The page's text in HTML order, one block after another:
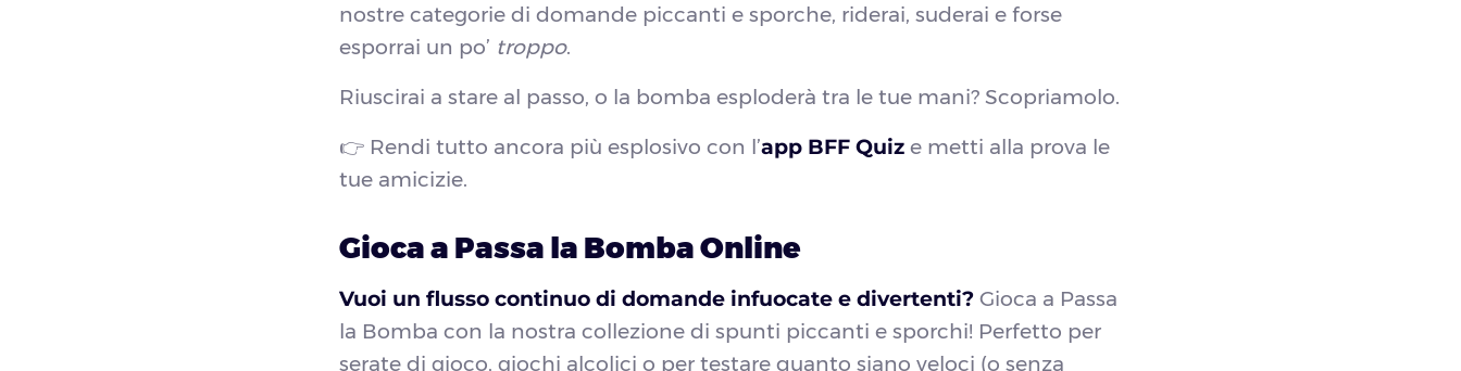
nostre categorie di domande piccanti e sporche, riderai, suderai e forse
esporrai un po’ troppo.
Riuscirai a stare al passo, o la bomba esploderà tra le tue mani? Scopriamolo.
👉 Rendi tutto ancora più esplosivo con l’app BFF Quiz e metti alla prova le
tue amicizie.
Gioca a Passa la Bomba Online
Vuoi un flusso continuo di domande infuocate e divertenti? Gioca a Passa
la Bomba con la nostra collezione di spunti piccanti e sporchi! Perfetto per
serate di gioco, giochi alcolici o per testare quanto siano veloci (o senza